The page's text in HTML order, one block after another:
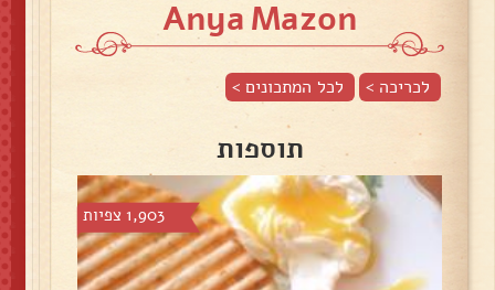
Anya Mazon
לכריכה > לכל המתכונים >
תוספות
1,903 צפיות